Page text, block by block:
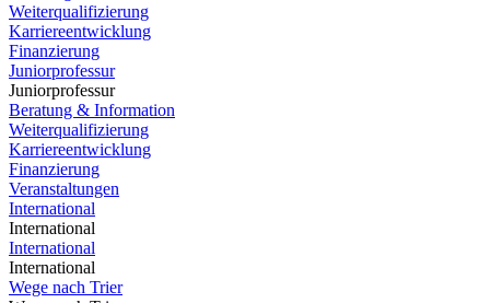
Weiterqualifizierung
Karriereentwicklung
Finanzierung
Juniorprofessur
Juniorprofessur
Beratung & Information
Weiterqualifizierung
Karriereentwicklung
Finanzierung
Veranstaltungen
International
International
International
International
Wege nach Trier